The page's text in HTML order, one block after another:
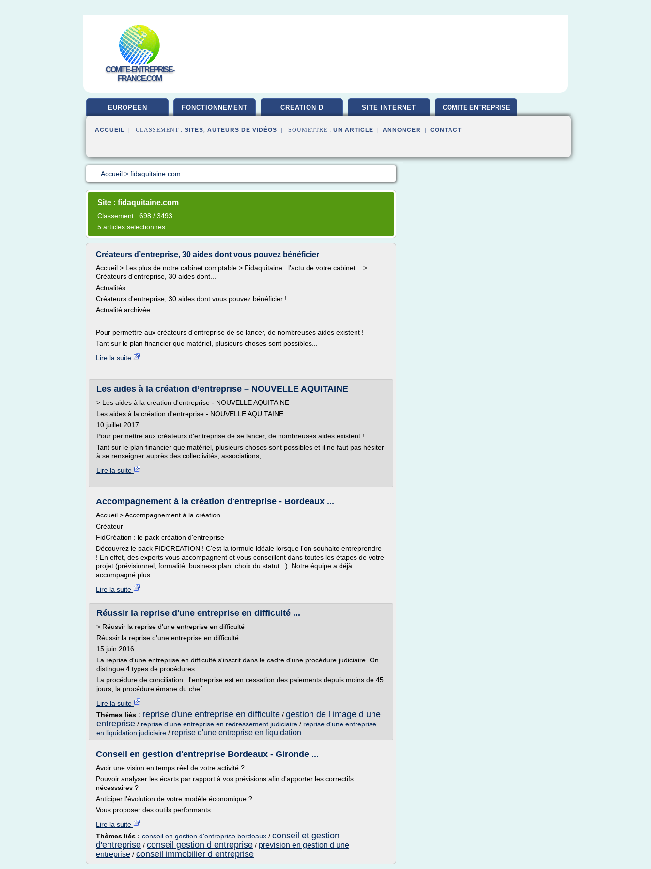
COMITE-ENTREPRISE-
FRANCE.COM
EUROPEEN FONCTIONNEMENT CREATION D SITE INTERNET COMITE ENTREPRISE
ACCUEIL | CLASSEMENT : SITES, AUTEURS DE VIDÉOS | SOUMETTRE : UN ARTICLE ANNONCER CONTACT
Accueil > fidaquitaine.com
Site : fidaquitaine.com
Classement : 698 / 3493
5 articles sélectionnés
Créateurs d’entreprise, 30 aides dont vous pouvez bénéficier
Accueil > Les plus de notre cabinet comptable > Fidaquitaine : l'actu de votre cabinet... >
Créateurs d'entreprise, 30 aides dont...
Actualités
Créateurs d'entreprise, 30 aides dont vous pouvez bénéficier !
Actualité archivée
Pour permettre aux créateurs d'entreprise de se lancer, de nombreuses aides existent !
Tant sur le plan financier que matériel, plusieurs choses sont possibles...
Lire la suite
Les aides à la création d’entreprise – NOUVELLE AQUITAINE
> Les aides à la création d'entreprise - NOUVELLE AQUITAINE
Les aides à la création d'entreprise - NOUVELLE AQUITAINE
10 juillet 2017
Pour permettre aux créateurs d'entreprise de se lancer, de nombreuses aides existent !
Tant sur le plan financier que matériel, plusieurs choses sont possibles et il ne faut pas hésiter
à se renseigner auprès des collectivités, associations,...
Lire la suite
Accompagnement à la création d'entreprise - Bordeaux ...
Accueil > Accompagnement à la création...
Créateur
FidCréation : le pack création d'entreprise
Découvrez le pack FIDCREATION ! C'est la formule idéale lorsque l'on souhaite entreprendre
! En effet, des experts vous accompagnent et vous conseillent dans toutes les étapes de votre
projet (prévisionnel, formalité, business plan, choix du statut...). Notre équipe a déjà
accompagné plus...
Lire la suite
Réussir la reprise d'une entreprise en difficulté ...
> Réussir la reprise d'une entreprise en difficulté
Réussir la reprise d'une entreprise en difficulté
15 juin 2016
La reprise d'une entreprise en difficulté s'inscrit dans le cadre d'une procédure judiciaire. On
distingue 4 types de procédures :
La procédure de conciliation : l'entreprise est en cessation des paiements depuis moins de 45
jours, la procédure émane du chef...
Lire la suite
Thèmes liés : reprise d'une entreprise en difficulte / gestion de l image d une
entreprise / reprise d'une entreprise en redressement judiciaire / reprise d'une entreprise
en liquidation judiciaire / reprise d'une entreprise en liquidation
Conseil en gestion d'entreprise Bordeaux - Gironde ...
Avoir une vision en temps réel de votre activité ?
Pouvoir analyser les écarts par rapport à vos prévisions afin d'apporter les correctifs
nécessaires ?
Anticiper l'évolution de votre modèle économique ?
Vous proposer des outils performants...
Lire la suite
Thèmes liés : conseil en gestion d'entreprise bordeaux / conseil et gestion
d'entreprise / conseil gestion d entreprise / prevision en gestion d une
entreprise / conseil immobilier d entreprise